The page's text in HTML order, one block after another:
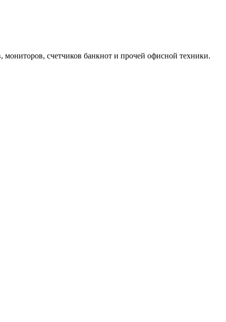
счетчиков банкнот и прочей офисной техники.